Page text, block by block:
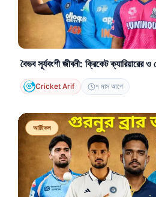
বৈভব সূর্যবংশী জীবনী: ক্রিকেট ক্যারিয়ারের ও
Cricket Arif ৭ মাস আগে
আর্টিকেল